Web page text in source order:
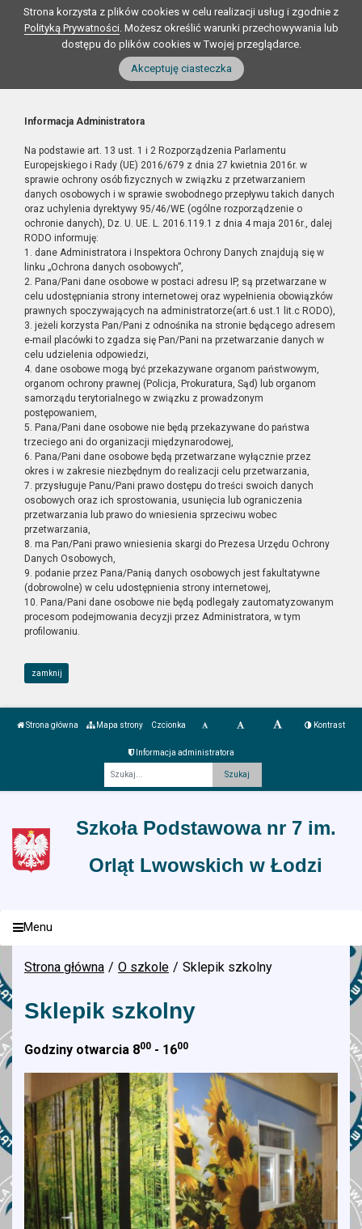
Strona korzysta z plików cookies w celu realizacji usług i zgodnie z
Polityką Prywatności. Możesz określić warunki przechowywania lub
dostępu do plików cookies w Twojej przeglądarce.
Akceptuję ciasteczka
Informacja Administratora
Na podstawie art. 13 ust. 1 i 2 Rozporządzenia Parlamentu
Europejskiego i Rady (UE) 2016/679 z dnia 27 kwietnia 2016r. w
sprawie ochrony osób fizycznych w związku z przetwarzaniem
danych osobowych i w sprawie swobodnego przepływu takich danych
oraz uchylenia dyrektywy 95/46/WE (ogólne rozporządzenie o
ochronie danych), Dz. U. UE. L. 2016.119.1 z dnia 4 maja 2016r., dalej
RODO informuję:
1. dane Administratora i Inspektora Ochrony Danych znajdują się w
linku „Ochrona danych osobowych”,
2. Pana/Pani dane osobowe w postaci adresu IP, są przetwarzane w
celu udostępniania strony internetowej oraz wypełnienia obowiązków
prawnych spoczywających na administratorze(art.6 ust.1 lit.c RODO),
3. jeżeli korzysta Pan/Pani z odnośnika na stronie będącego adresem
e-mail placówki to zgadza się Pan/Pani na przetwarzanie danych w
celu udzielenia odpowiedzi,
4. dane osobowe mogą być przekazywane organom państwowym,
organom ochrony prawnej (Policja, Prokuratura, Sąd) lub organom
samorządu terytorialnego w związku z prowadzonym
postępowaniem,
5. Pana/Pani dane osobowe nie będą przekazywane do państwa
trzeciego ani do organizacji międzynarodowej,
6. Pana/Pani dane osobowe będą przetwarzane wyłącznie przez
okres i w zakresie niezbędnym do realizacji celu przetwarzania,
7. przysługuje Panu/Pani prawo dostępu do treści swoich danych
osobowych oraz ich sprostowania, usunięcia lub ograniczenia
przetwarzania lub prawo do wniesienia sprzeciwu wobec
przetwarzania,
8. ma Pan/Pani prawo wniesienia skargi do Prezesa Urzędu Ochrony
Danych Osobowych,
9. podanie przez Pana/Panią danych osobowych jest fakultatywne
(dobrowolne) w celu udostępnienia strony internetowej,
10. Pana/Pani dane osobowe nie będą podlegały zautomatyzowanym
procesom podejmowania decyzji przez Administratora, w tym
profilowaniu.
zamknij
Strona główna Mapa strony Czcionka Kontrast
Informacja administratora
Szkoła Podstawowa nr 7 im.
Orląt Lwowskich w Łodzi
Menu
Strona główna O szkole Sklepik szkolny
Sklepik szkolny
Godziny otwarcia 800 - 1600